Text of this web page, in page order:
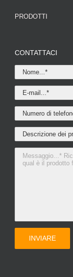
PRODOTTI
CONTATTACI